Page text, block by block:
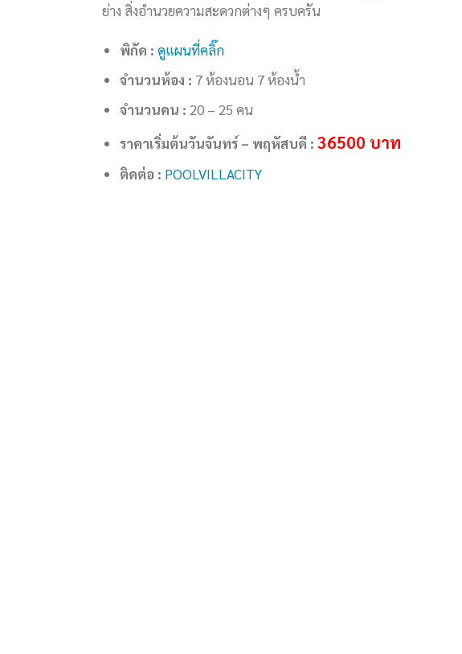
ย่าง สิ่งอำนวยความสะดวกต่างๆ ครบครัน
พิกัด :ดูแผนที่คลิ๊ก
จำนวนห้อง : 7 ห้องนอน 7 ห้องน้ำ
จำนวนคน : 20 – 25 คน
ราคาเริ่มต้นวันจันทร์ – พฤหัสบดี : 36500บาท
ติดต่อ : POOLVILLACITY